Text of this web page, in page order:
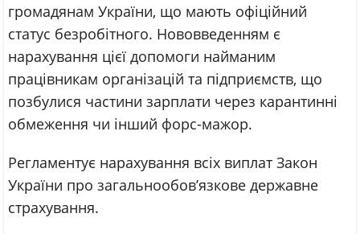
громадянам України, що мають офіційний
статус безробітного. Нововведенням є
нарахування цієї допомоги найманим
працівникам організацій та підприємств, що
позбулися частини зарплати через карантинні
обмеження чи інший форс-мажор.
Регламентує нарахування всіх виплат Закон
України про загальнообов’язкове державне
страхування.